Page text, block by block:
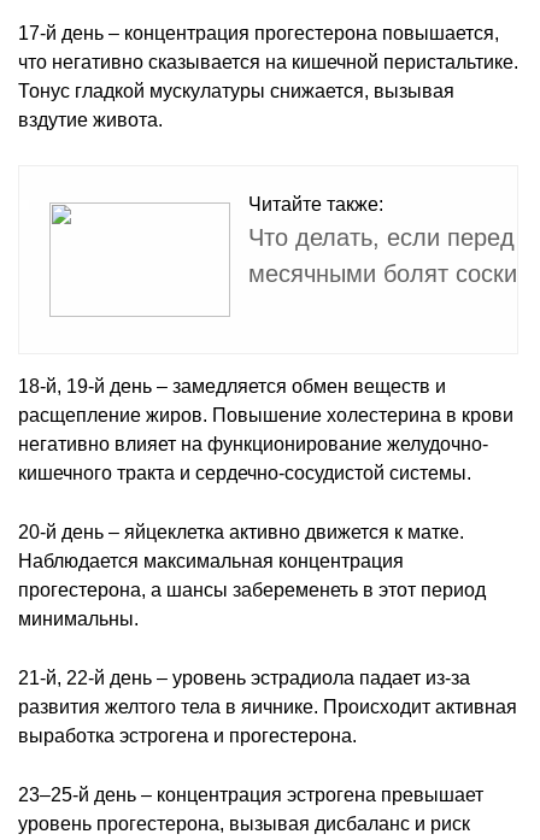
17-й день – концентрация прогестерона повышается,
что негативно сказывается на кишечной перистальтике.
Тонус гладкой мускулатуры снижается, вызывая
вздутие живота.
Читайте также:
Что делать, если перед
месячными болят соски
18-й, 19-й день – замедляется обмен веществ и
расщепление жиров. Повышение холестерина в крови
негативно влияет на функционирование желудочно-
кишечного тракта и сердечно-сосудистой системы.
20-й день – яйцеклетка активно движется к матке.
Наблюдается максимальная концентрация
прогестерона, а шансы забеременеть в этот период
минимальны.
21-й, 22-й день – уровень эстрадиола падает из-за
развития желтого тела в яичнике. Происходит активная
выработка эстрогена и прогестерона.
23–25-й день – концентрация эстрогена превышает
уровень прогестерона, вызывая дисбаланс и риск